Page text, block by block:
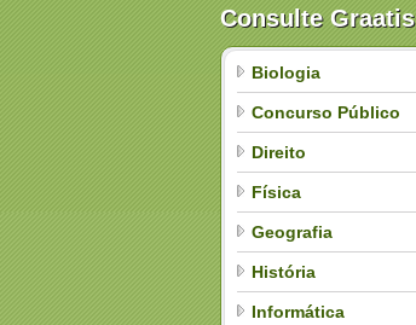
Consulte Graatis
Biologia
Concurso Público
Direito
Física
Geografia
História
Informática